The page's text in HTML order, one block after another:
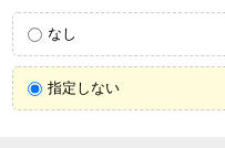
なし
指定しない